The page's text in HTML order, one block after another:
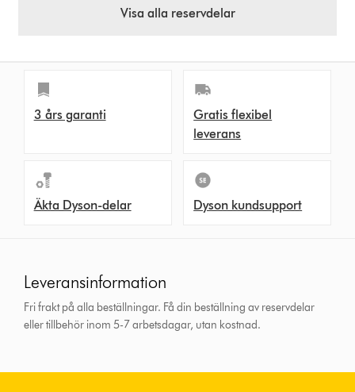
Visa alla reservdelar
3 års garanti
Gratis flexibel
leverans
Äkta Dyson-delar Dyson kundsupport
Leveransinformation
Fri frakt på alla beställningar. Få din beställning av reservdelar
eller tillbehör inom 5-7 arbetsdagar, utan kostnad.